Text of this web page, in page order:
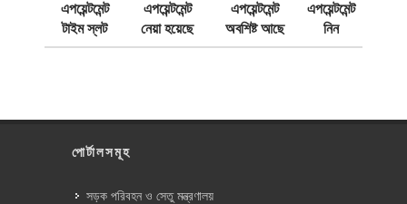
এপয়েন্টমেন্ট
টাইম স্লট
এপয়েন্টমেন্ট
নেয়া হয়েছে
এপয়েন্টমেন্ট
অবশিষ্ট আছে
এপয়েন্টমেন্ট
নিন
পোর্টালসমূহ
সড়ক পরিবহন ও সেতু মন্ত্রণালয়